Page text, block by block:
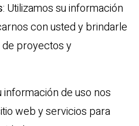
: Utilizamos su información
con usted y brindarle
proyectos y
información de uso nos
web y servicios para